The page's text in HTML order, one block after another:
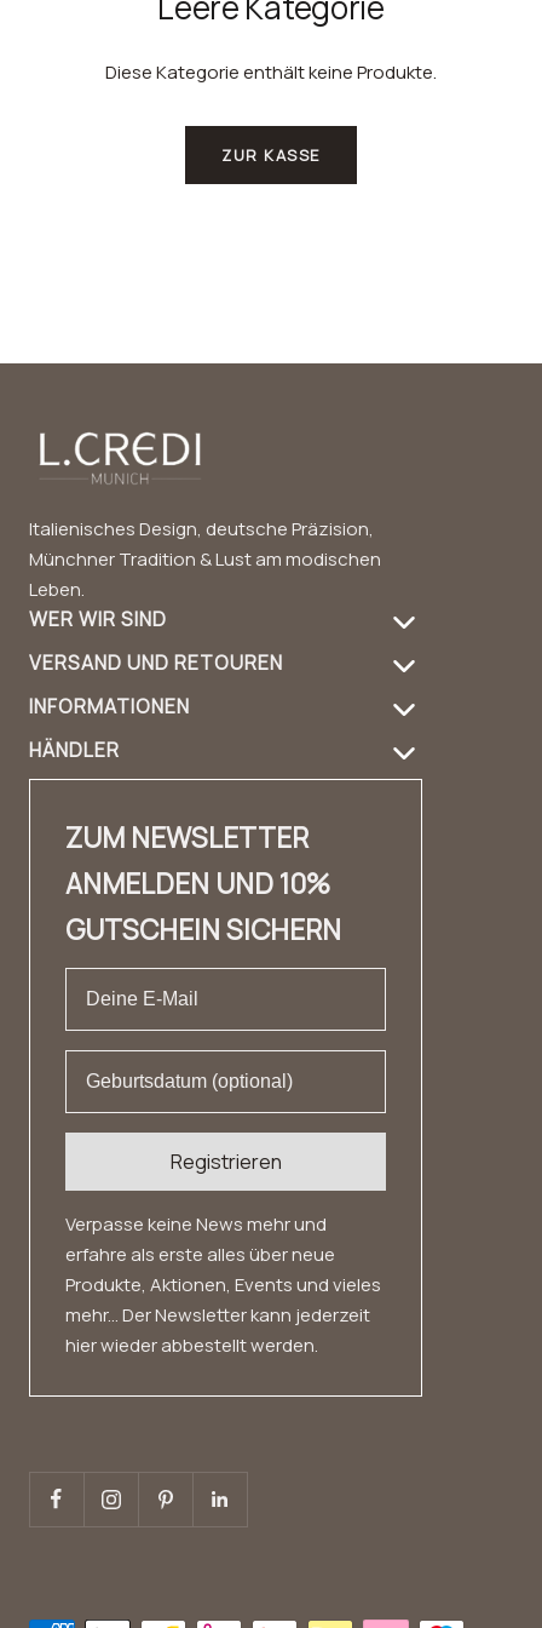
Diese Kategorie enthält keine Produkte.
ZUR KASSE
Italienisches Design, deutsche Präzision,
Münchner Tradition & Lust am modischen
Leben.
WER WIR SIND
Über uns
Produktpflege
Handbag Guide
Lookbook
Erfahrungsberichte
VERSAND UND RETOUREN
Versandinformation
Retouren
INFORMATIONEN
FAQ
✨ Karriere ✨
Impressum
Datenschutz
HÄNDLER
Händler Kontakt
Fashion Cloud
Private Label
ZUM NEWSLETTER
ANMELDEN UND 10%
GUTSCHEIN SICHERN
Registrieren
Verpasse keine News mehr und
erfahre als erste alles über neue
Produkte, Aktionen, Events und vieles
mehr... Der Newsletter kann jederzeit
hier wieder abbestellt werden.